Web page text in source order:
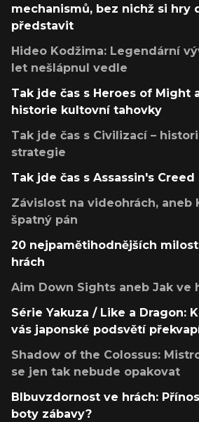
mechanismů, bez nichž si hry
představit
Hideo Kodžima: Legendární
let nešlápnul vedle
Tak jde čas s Heroes of Might
historie kultovní tahovky
Tak jde čas s Civilizací –
strategie
Tak jde čas s Assassin's
Závislost na videohrách, aneb
špatný pán
20 nejpamětihodnějších
hrách
Aim Down Sights aneb Jak ve
Série Yakuza / Like a Dragon:
vás japonské podsvětí
Shadow of the Colossus:
se jen tak nebude opakovat
Blbuvzdornost ve hrách:
boty zábavy?